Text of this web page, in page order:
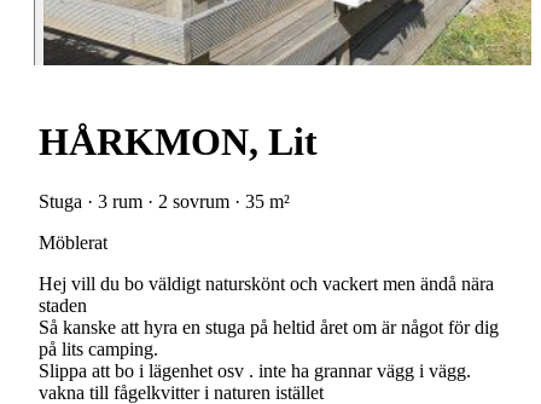
HÅRKMON, Lit
Stuga · 3 rum · 2 sovrum · 35 m²
Möblerat
Hej vill du bo väldigt naturskönt och vackert men ändå nära
staden
Så kanske att hyra en stuga på heltid året om är något för dig
på lits camping.
Slippa att bo i lägenhet osv . inte ha grannar vägg i vägg.
vakna till fågelkvitter i naturen istället